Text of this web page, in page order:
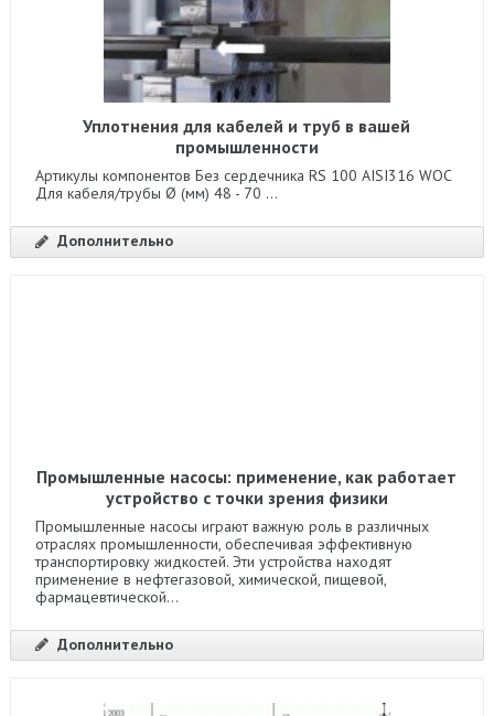
Уплотнения для кабелей и труб в вашей
промышленности
Артикулы компонентов Без сердечника RS 100 AISI316 WOC
Для кабеля/трубы Ø (мм) 48 - 70 ...
Дополнительно
Промышленные насосы: применение, как работает
устройство с точки зрения физики
Промышленные насосы играют важную роль в различных
отраслях промышленности, обеспечивая эффективную
транспортировку жидкостей. Эти устройства находят
применение в нефтегазовой, химической, пищевой,
фармацевтической...
Дополнительно